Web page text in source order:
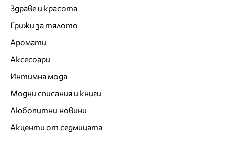
Здраве и красота
Грижи за тялото
Аромати
Аксесоари
Интимна мода
Модни списания и книги
Любопитни новини
Акценти от седмицата